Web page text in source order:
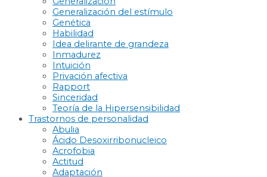
Generalización del estímulo
Genética
Habilidad
Idea delirante de grandeza
Inmadurez
Intuición
Privación afectiva
Rapport
Sinceridad
Teoría de la Hipersensibilidad
Trastornos de personalidad
Abulia
Ácido Desoxirribonucleico
Acrofobia
Actitud
Adaptación